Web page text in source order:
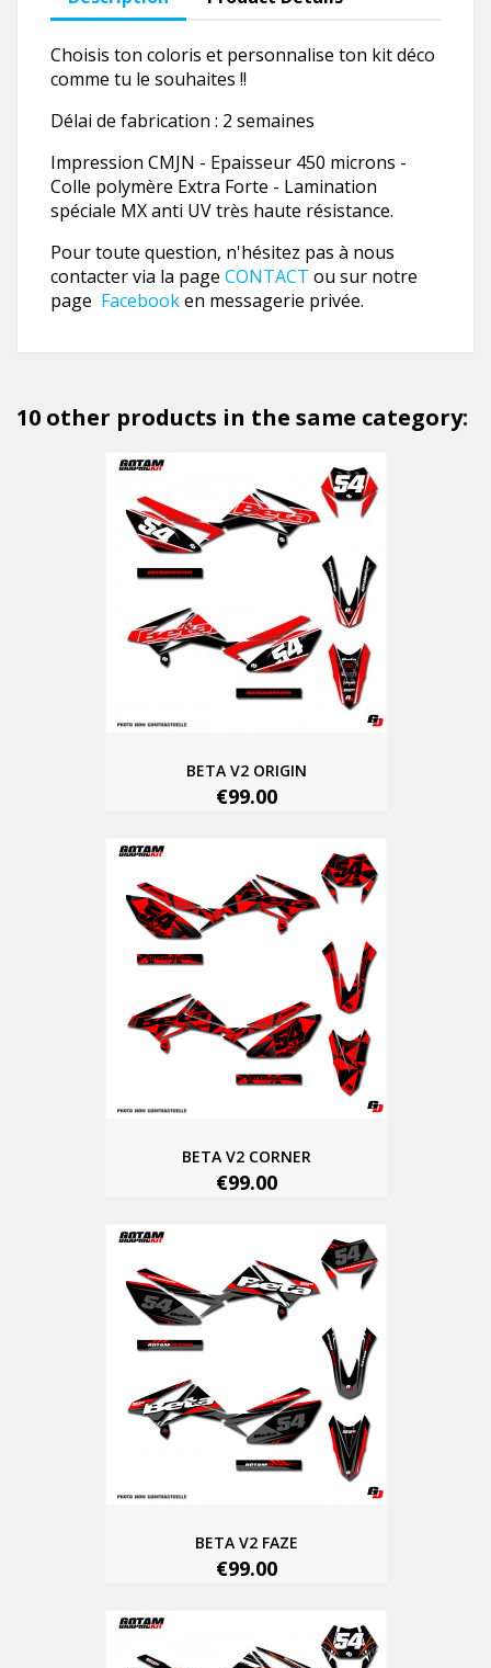
Choisis ton coloris et personnalise ton kit déco
comme tu le souhaites !!
Délai de fabrication : 2 semaines
Impression CMJN - Epaisseur 450 microns -
Colle polymère Extra Forte - Lamination
spéciale MX anti UV très haute résistance.
Pour toute question, n'hésitez pas à nous
contacter via la page CONTACT ou sur notre
page Facebooken messagerie privée.
10 other products in the same category:
BETA V2 ORIGIN
€99.00
BETA V2 CORNER
€99.00
BETA V2 FAZE
€99.00